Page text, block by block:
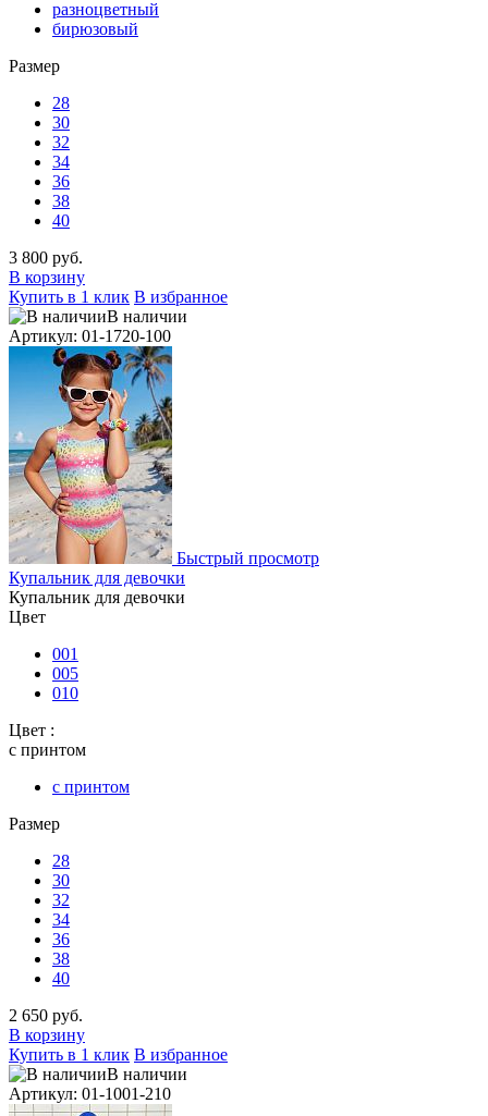
разноцветный
бирюзовый
Размер
28
30
32
34
36
38
40
3 800 руб.
В корзину
Купить в 1 клик В избранное
В наличии
Артикул: 01-1720-100
Быстрый просмотр
Купальник для девочки
Купальник для девочки
Цвет
001
005
010
Цвет :
с принтом
с принтом
Размер
28
30
32
34
36
38
40
2 650 руб.
В корзину
Купить в 1 клик В избранное
В наличии
Артикул: 01-1001-210